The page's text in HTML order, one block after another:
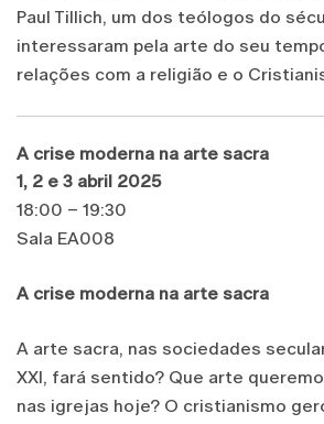
Paul Tillich, um dos teólogos do
interessaram pela arte do seu
relações com a religião e o
A crise moderna na arte sacra
1, 2 e 3 abril 2025
18:00 – 19:30
Sala EA008
A crise moderna na arte sacra
A arte sacra, nas sociedades
XXI, fará sentido? Que arte
nas igrejas hoje? O cristianismo